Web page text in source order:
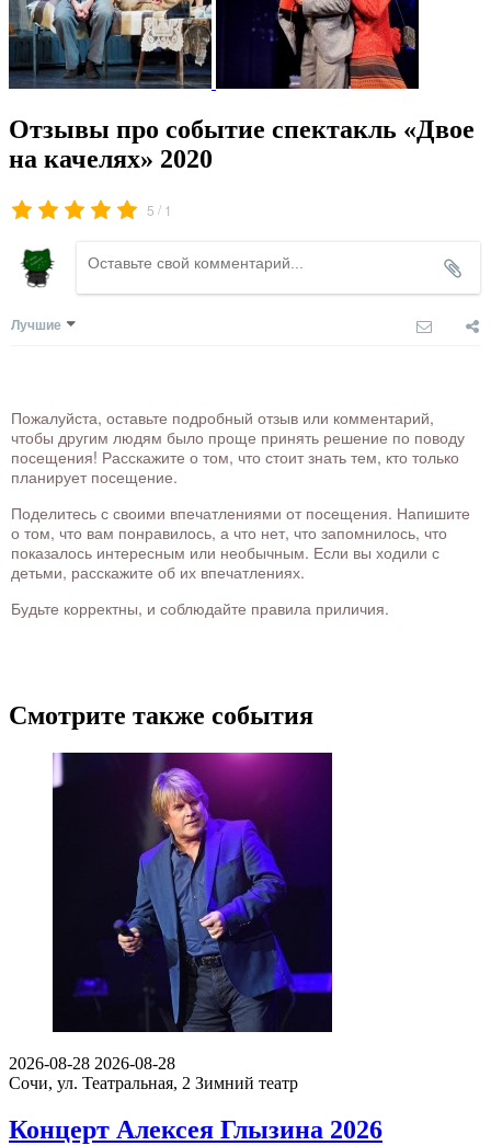
Отзывы про событие спектакль «Двое
на качелях» 2020
5 / 1
Лучшие
Пожалуйста, оставьте подробный отзыв или комментарий,
чтобы другим людям было проще принять решение по поводу
посещения! Расскажите о том, что стоит знать тем, кто только
планирует посещение.
Поделитесь с своими впечатлениями от посещения. Напишите
о том, что вам понравилось, а что нет, что запомнилось, что
показалось интересным или необычным. Если вы ходили с
детьми, расскажите об их впечатлениях.
Будьте корректны, и соблюдайте правила приличия.
Смотрите также события
2026-08-28 2026-08-28
Сочи, ул. Театральная, 2 Зимний театр
Концерт Алексея Глызина 2026